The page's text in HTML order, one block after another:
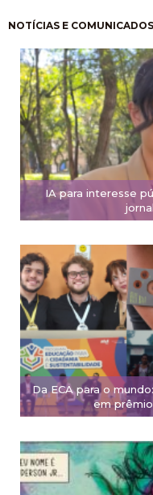
NOTÍCIAS E COMUNICADOS
IA para interesse
Da ECA para o
em
Pagination